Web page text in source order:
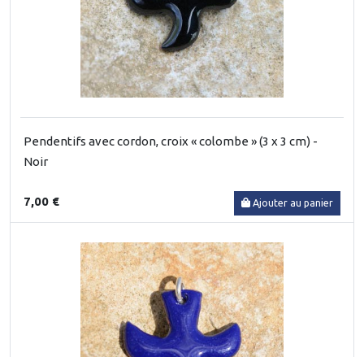
Pendentifs avec cordon, croix « colombe » (3 x 3 cm) -
Noir
7,00 € Ajouter au panier